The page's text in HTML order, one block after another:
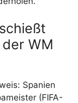
WM
Spanien
(FIFA-